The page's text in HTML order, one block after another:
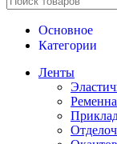
Основное
Категории
Ленты